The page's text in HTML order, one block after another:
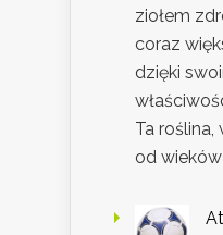
ziołem
coraz
dzięki
Ta
od wieków